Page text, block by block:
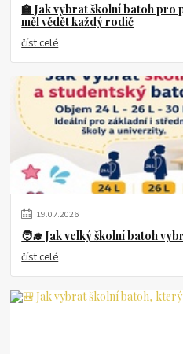
🏫 Jak vybrat školní batoh pro
měl vědět každý rodič
číst celé
19.07.2026
🧑‍🎓 Jak velký školní batoh
číst celé